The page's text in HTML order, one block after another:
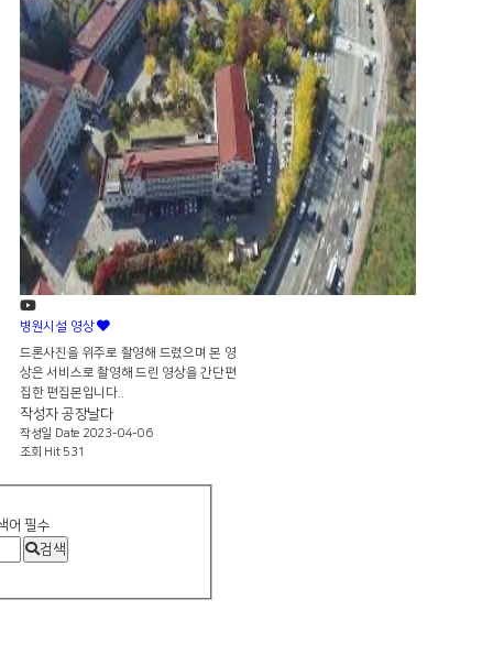
병원시설 영상
드론사진을 위주로 촬영해 드렸으며 본 영
상은 서비스로 촬영해 드린 영상을 간단편
집한 편집본입니다..
작성자 공장날다
작성일 Date 2023-04-06
조회 Hit 531
어 필수
검색